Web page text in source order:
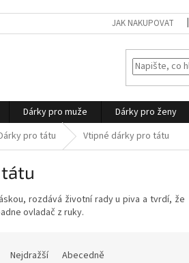
JAK NAKUPOVAT
Dárky pro muže Dárky pro ženy
pro tátu Vtipné dárky pro tátu
rozdává životní rady u piva a tvrdí, že
ovladač z ruky.
Nejdražší Abecedně